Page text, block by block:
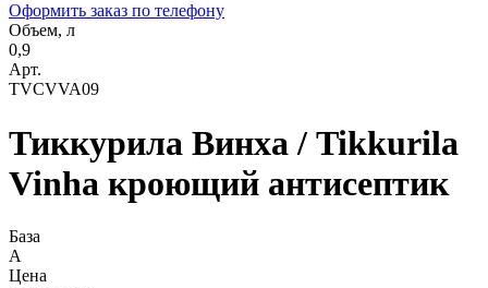
Оформить заказ по телефону
Объем, л
0,9
Арт.
TVCVVA09
Тиккурила Винха / Tikkurila
Vinha кроющий антисептик
База
A
Цена